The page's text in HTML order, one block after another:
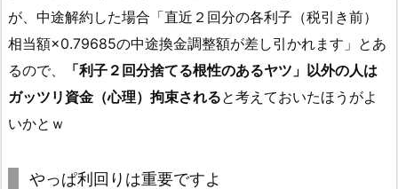
が、中途解約した場合「直近２回分の各利子（税引き前）
相当額×0.79685の中途換金調整額が差し引かれます」とあ
るので、
「利子２回分捨てる根性のあるヤツ」以外の人は
ガッツリ資金（心理）拘束されると考えておいたほうがよ
いかとｗ
やっぱ利回りは重要ですよ